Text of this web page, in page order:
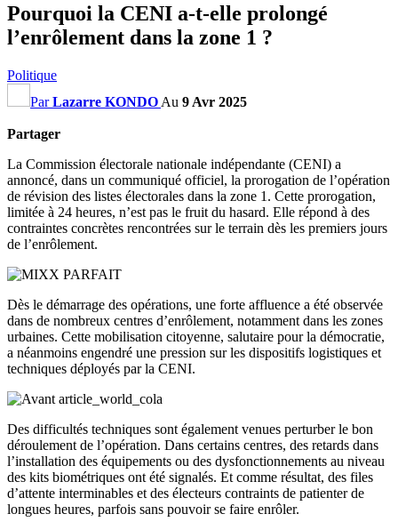
Pourquoi la CENI a-t-elle prolongé
l’enrôlement dans la zone 1 ?
Politique
ParLazarre KONDO Au 9 Avr 2025
Partager
La Commission électorale nationale indépendante (CENI) a
annoncé, dans un communiqué officiel, la prorogation de l’opération
de révision des listes électorales dans la zone 1. Cette prorogation,
limitée à 24 heures, n’est pas le fruit du hasard. Elle répond à des
contraintes concrètes rencontrées sur le terrain dès les premiers jours
de l’enrôlement.
Dès le démarrage des opérations, une forte affluence a été observée
dans de nombreux centres d’enrôlement, notamment dans les zones
urbaines. Cette mobilisation citoyenne, salutaire pour la démocratie,
a néanmoins engendré une pression sur les dispositifs logistiques et
techniques déployés par la CENI.
Des difficultés techniques sont également venues perturber le bon
déroulement de l’opération. Dans certains centres, des retards dans
l’installation des équipements ou des dysfonctionnements au niveau
des kits biométriques ont été signalés. Et comme résultat, des files
d’attente interminables et des électeurs contraints de patienter de
longues heures, parfois sans pouvoir se faire enrôler.